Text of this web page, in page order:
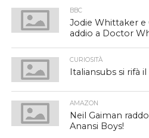
BBC
Jodie Whittaker e
addio a Doctor
CURIOSITÀ
Italiansubs si rifà
AMAZON
Neil Gaiman
Anansi Boys!